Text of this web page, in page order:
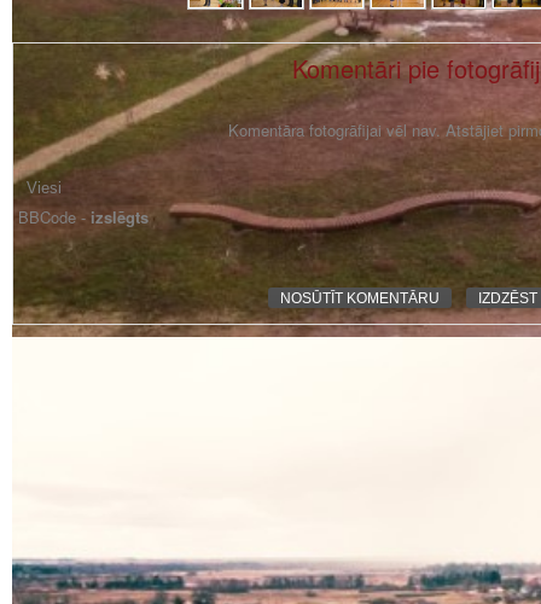
Komentāri pie
Komentāra fotogrāfijai vēl nav. Atstājiet
BBCode - izslēgts